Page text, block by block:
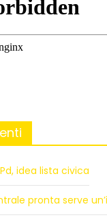
Pd, idea lista civica
pronta serve